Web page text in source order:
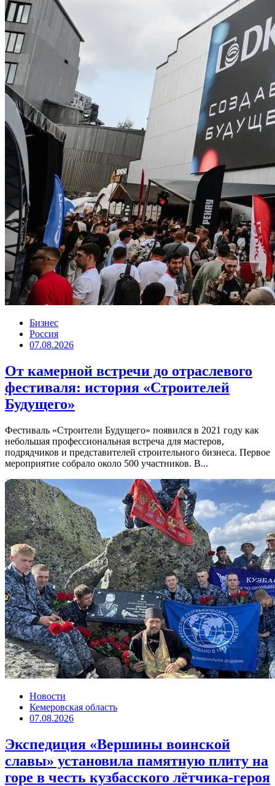
Бизнес
Россия
07.08.2026
От камерной встречи до отраслевого
фестиваля: история «Строителей
Будущего»
Фестиваль «Строители Будущего» появился в 2021 году как
небольшая профессиональная встреча для мастеров,
подрядчиков и представителей строительного бизнеса. Первое
мероприятие собрало около 500 участников. В...
Новости
Кемеровская область
07.08.2026
Экспедиция «Вершины воинской
славы» установила памятную плиту на
горе в честь кузбасского лётчика-героя